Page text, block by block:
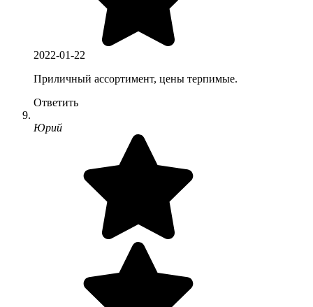
2022-01-22
Приличный ассортимент, цены терпимые.
Ответить
Юрий